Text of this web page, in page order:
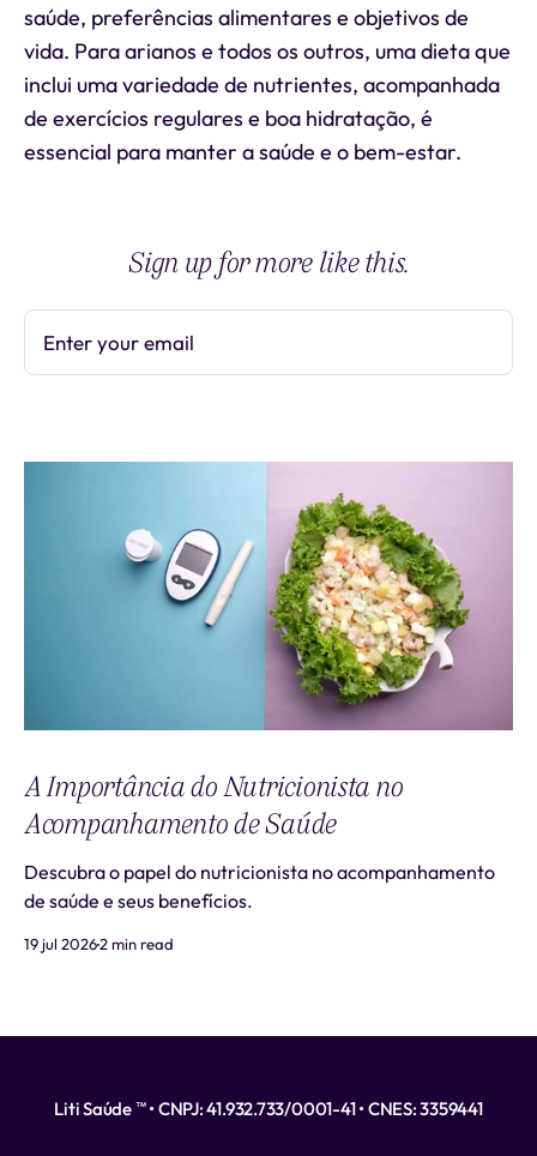
saúde, preferências alimentares e objetivos de
vida. Para arianos e todos os outros, uma dieta que
inclui uma variedade de nutrientes, acompanhada
de exercícios regulares e boa hidratação, é
essencial para manter a saúde e o bem-estar.
Sign up for more like this.
Enter your email
A Importância do Nutricionista no
Acompanhamento de Saúde
Descubra o papel do nutricionista no acompanhamento
de saúde e seus benefícios.
19 jul 20262 min read
Liti Saúde ™ • CNPJ: 41.932.733/0001-41 • CNES: 3359441